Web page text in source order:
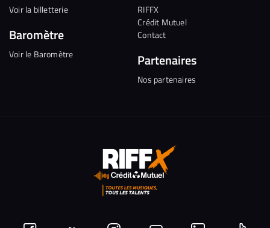
Voir la billetterie
Baromètre
Voir le Baromètre
RIFFX
Crédit Mutuel
Contact
Partenaires
Nos partenaires